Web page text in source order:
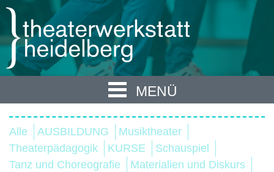
MENÜ
Alle AUSBILDUNG
Musiktheater
Theaterpädagogik
KURSE
Schauspiel
Tanz und Choreografie
Materialien und Diskurs